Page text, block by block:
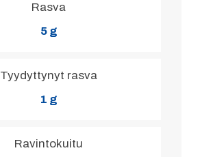
Rasva
5 g
Tyydyttynyt rasva
1 g
Ravintokuitu